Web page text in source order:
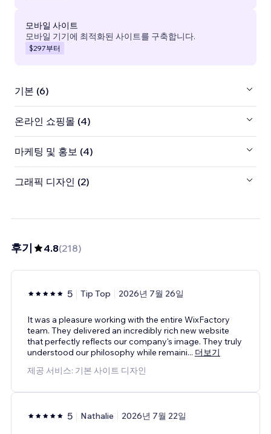
모바일 사이트
모바일 기기에 최적화된 사이트를 구축합니다.
$297부터
기본 (6)
온라인 쇼핑몰 (4)
마케팅 및 홍보 (4)
그래픽 디자인 (2)
후기 4.8(218)
5 Tip Top 2026년 7월 26일
It was a pleasure working with the entire WixFactory
team. They delivered an incredibly rich new website
that perfectly reflects our company's image. They truly
understood our philosophy while remaini... 더보기
제공 서비스: 기본 사이트 디자인
5 Nathalie 2026년 7월 22일